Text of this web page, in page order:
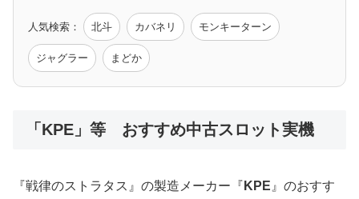
モンハン バイオ ペルソナ
人気検索： 北斗 カバネリ モンキーターン
ジャグラー まどか
「KPE」等 おすすめ中古スロット実機
『戦律のストラタス』の製造メーカー『 KPE 』のおすす